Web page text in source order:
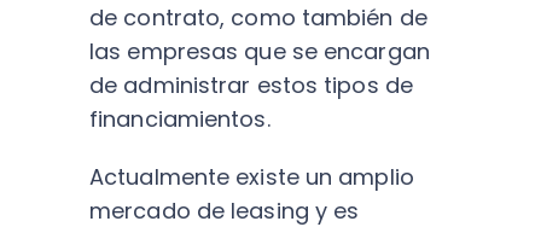
de contrato, como también de
las empresas que se encargan
de administrar estos tipos de
financiamientos.
Actualmente existe un amplio
mercado de leasing y es